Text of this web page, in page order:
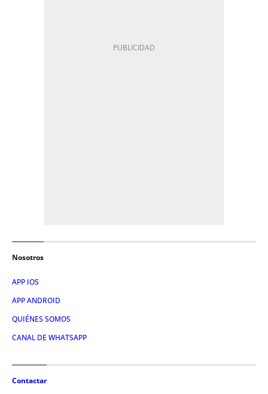
Nosotros
APP IOS
APP ANDROID
QUIÉNES SOMOS
CANAL DE WHATSAPP
Contactar